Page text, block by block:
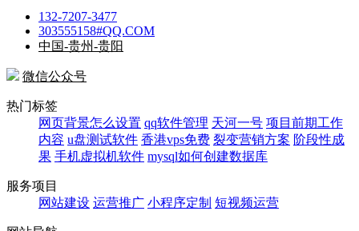
132-7207-3477
303555158#QQ.COM
中国-贵州-贵阳
微信公众号
热门标签
网页背景怎么设置 qq软件管理 天河一号 项目前期工作
内容 u盘测试软件 香港vps免费 裂变营销方案 阶段性成
果 手机虚拟机软件 mysql如何创建数据库
服务项目
网站建设 运营推广 小程序定制 短视频运营